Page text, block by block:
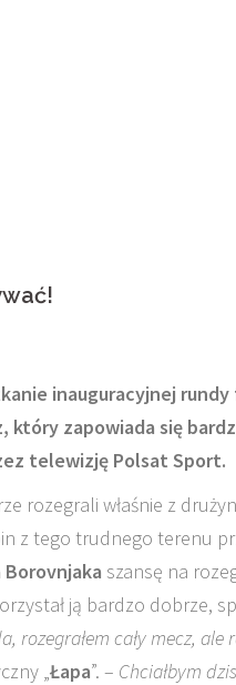
inauguracyjnej
który zapowiada się
telewizję Polsat Sport.
rozegrali właśnie z
z tego trudnego terenu
Borovnjaka szansę na
ją bardzo dobrze,
rozegrałem cały mecz,
„Łapa”. – Chciałbym